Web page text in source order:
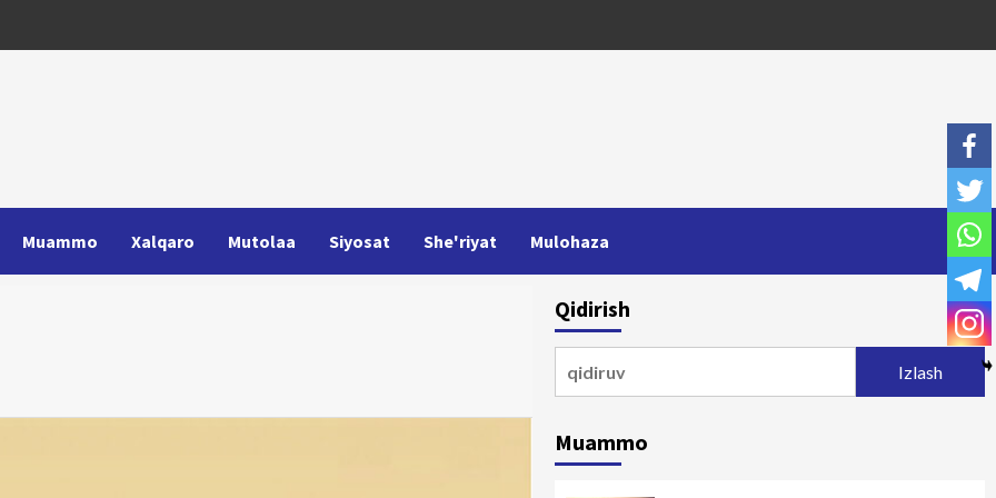
Muammo Xalqaro Mutolaa Siyosat She'riyat Mulohaza
Qidirish
Muammo